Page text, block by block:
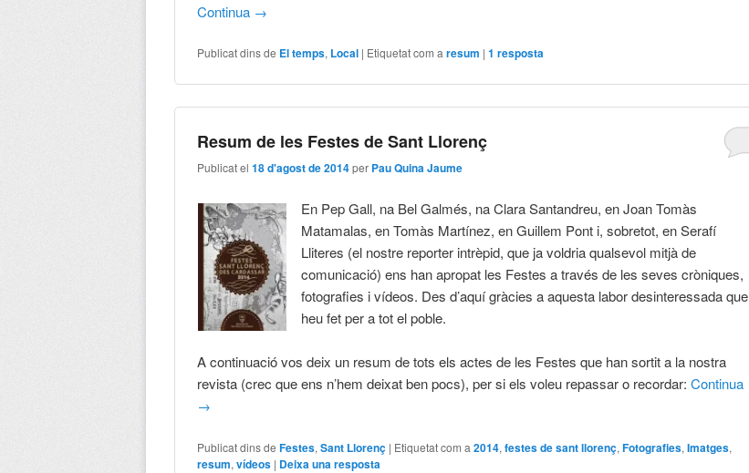
Continua →
Publicat dins de El temps, Local | Etiquetat com a resum |1 resposta
Resum de les Festes de Sant Llorenç
Publicat el18 d'agost de 2014per Pau Quina Jaume
En Pep Gall, na Bel Galmés, na Clara Santandreu, en Joan Tomàs
Matamalas, en Tomàs Martínez, en Guillem Pont i, sobretot, en Serafí
Lliteres (el nostre reporter intrèpid, que ja voldria qualsevol mitjà de
comunicació) ens han apropat les Festes a través de les seves cròniques,
fotografies i vídeos. Des d’aquí gràcies a aquesta labor desinteressada que
heu fet per a tot el poble.
A continuació vos deix un resum de tots els actes de les Festes que han sortit a la nostra
revista (crec que ens n’hem deixat ben pocs), per si els voleu repassar o recordar:Continua
→
Publicat dins de Festes,Sant Llorenç | Etiquetat com a 2014,festes de sant llorenç,Fotografies,Imatges,
resum,vídeos | Deixa una resposta